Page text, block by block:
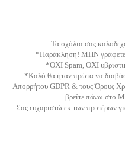
Τα σχόλια σας
*Παράκληση! ΜΗΝ
*ΌΧΙ Spam, ΟΧΙ
*Καλό θα ήταν πρώτα να
Απορρήτου GDPR & τους Όρους
βρείτε πάνω στο
Σας ευχαριστώ εκ των προτέρων